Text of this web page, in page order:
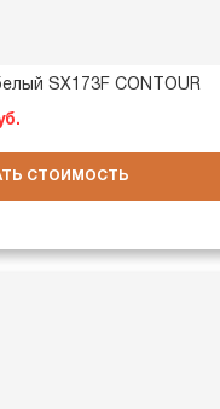
SX173F CONTOUR
СТОИМОСТЬ